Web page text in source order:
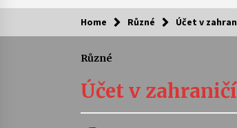
Kam za kulturou?
Camerata a
4. 8. 2026
Home Různé Účet v
Různé
Účet v